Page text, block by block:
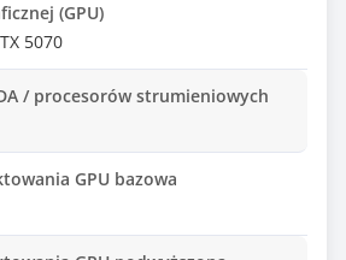
(GPU)
5070
/ procesorów strumieniowych
GPU bazowa